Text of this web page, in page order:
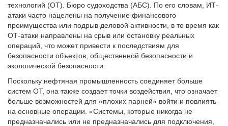
технологий (OT). Бюро судоходства (АБС). По его словам, ИТ-
атаки часто нацелены на получение финансового
преимущества или подрыв деловой активности, в то время как
ОТ-атаки направлены на срыв или остановку реальных
операций, что может привести к последствиям для
безопасности объектов, общественной безопасности и
экологической безопасности.
Поскольку нефтяная промышленность соединяет больше
систем ОТ, она также создает точки воздействия, что означает
больше возможностей для «плохих парней» войти и повлиять
на основные операции. «Системы, которые никогда не
предназначались или не предназначались для подключения,